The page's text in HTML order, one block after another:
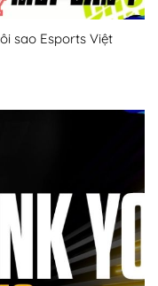
sao Esports Việt